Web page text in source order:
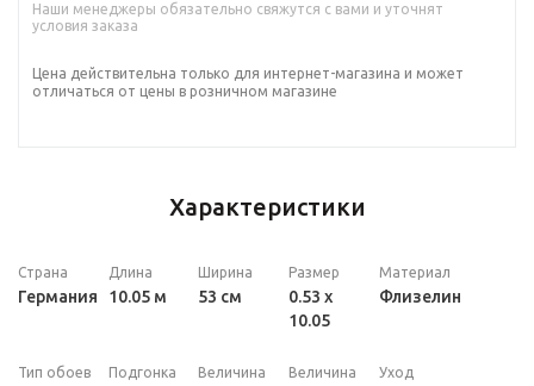
Наши менеджеры обязательно свяжутся с вами и уточнят
условия заказа
Цена действительна только для интернет-магазина и может
отличаться от цены в розничном магазине
Характеристики
Страна
Германия
Длина
10.05 м
Ширина
53 см
Размер
0.53 x
10.05
Материал
Флизелин
Тип обоев
Подгонка
Величина
Величина
Уход